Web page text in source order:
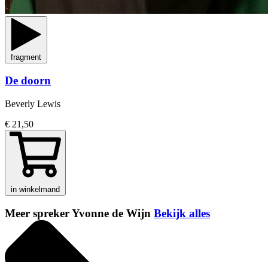
fragment
De doorn
Beverly Lewis
€ 21,50
in winkelmand
Meer spreker Yvonne de Wijn Bekijk alles